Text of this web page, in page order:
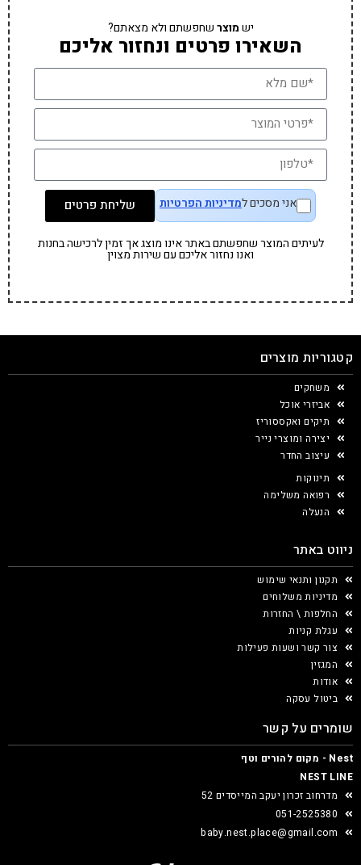
ישמוצרשחפשתם ולא מצאתם?
השאירו פרטים ונחזור אליכם
אני מסכים למדיניות הפרטיות שליחת פרטים
לעיתים המוצר שחפשתם באתר אינו מוצג אך זמין לרכישה בחנות
ואנו נחזור אליכם עם שירות מצוין
קטגוריות מוצרים
משחקים
אביזרי אוכל
תיקים ואקססוריז
יצירה ומוצרי נייר
עיצוב החדר
תינוקות
רפואה משלימה
הנעלה
ניווט באתר
תקנון ותנאי שימוש
מדיניות משלוחים
החלפות \ החזרות
עגלת קניות
צור קשר ושעות פעילות
המגזין
אודות
ביטול עסקה
שומרים על קשר
Nest - מקום להורים וטף
NEST LINE
מדרחוב זכרון יעקב המייסדים 52
051-2525380
baby.nest.place@gmail.com